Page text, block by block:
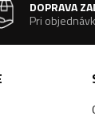
DOPRAVA
Pri